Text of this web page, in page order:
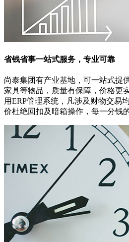
省钱省事一站式服务，专业可靠
尚泰集团有产业基地，可一站式提
家具等物品，质量有保障，价格更
用ERP管理系统，凡涉及财物交易
价杜绝回扣及暗箱操作，每一分钱